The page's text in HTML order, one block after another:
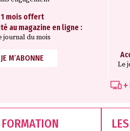
1 mois offert
au magazine en ligne :
journal du mois
JE M’ABONNE
Le